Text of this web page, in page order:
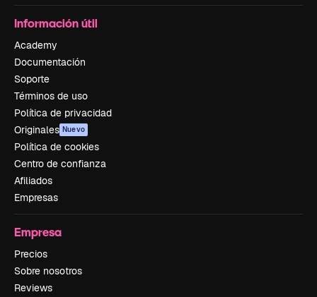
Información útil
Academy
Documentación
Soporte
Términos de uso
Política de privacidad
Originales Nuevo
Política de cookies
Centro de confianza
Afiliados
Empresas
Empresa
Precios
Sobre nosotros
Reviews